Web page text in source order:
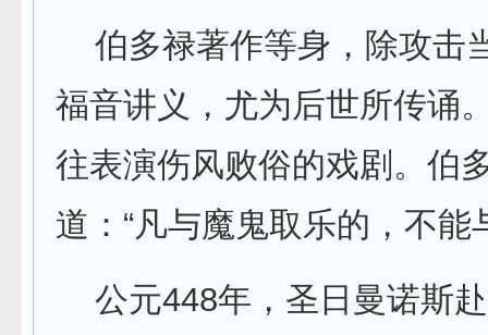
伯多禄著作等身，除攻击
福音讲义，尤为后世所传诵
往表演伤风败俗的戏剧。伯
道：“凡与魔鬼取乐的，不能
公元448年，圣日曼诺斯